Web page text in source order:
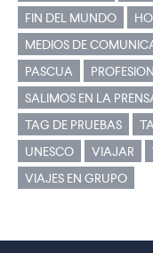
FIN DEL MUNDO
MEDIOS DE
PASCUA
SALIMOS EN LA
TAG DE PRUEBAS
UNESCO
VIAJAR
VIAJES EN GRUPO